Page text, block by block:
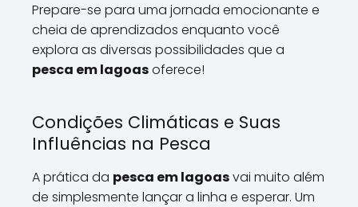
Prepare-se para uma jornada emocionante e
cheia de aprendizados enquanto você
explora as diversas possibilidades que a
pesca em lagoasoferece!
Condições Climáticas e Suas
Influências na Pesca
A prática da pesca em lagoasvai muito além
de simplesmente lançar a linha e esperar. Um